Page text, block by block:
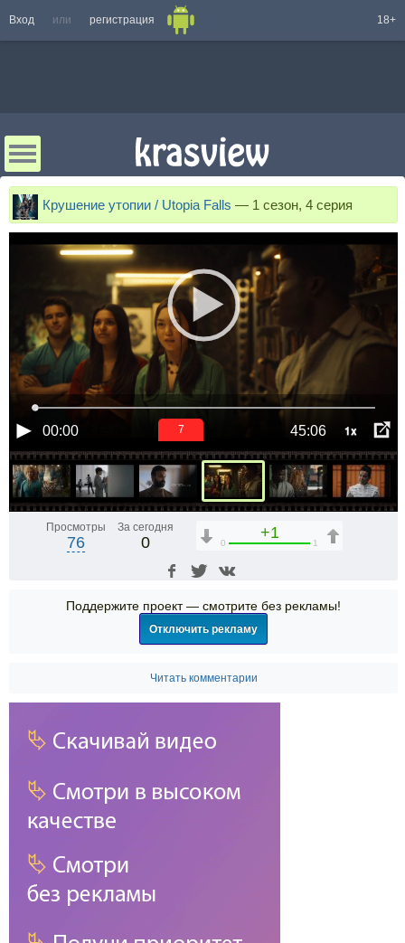
Вход или регистрация 18+
Крушение утопии / Utopia Falls — 1 сезон, 4 серия
00:00 45:06 1x
6
Просмотры
76
За сегодня
0
+1
0 1
Поддержите проект — смотрите без рекламы!
Отключить рекламу
Читать комментарии